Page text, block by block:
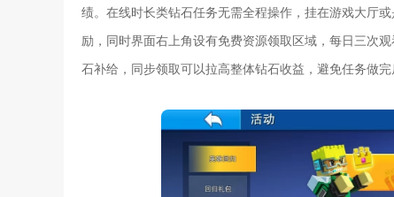
绩。在线时长类钻石任务无需全程操作，挂在游戏大厅
励，同时界面右上角设有免费资源领取区域，每日三次
石补给，同步领取可以拉高整体钻石收益，避免任务做完